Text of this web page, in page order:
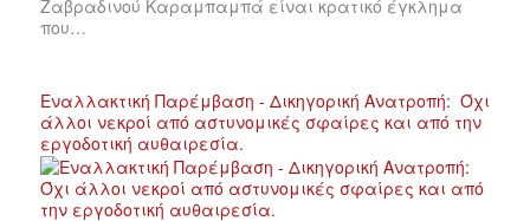
Ζαβραδινού Καραμπαμπά είναι κρατικό έγκλημα
που…
Εναλλακτική Παρέμβαση - Δικηγορική Ανατροπή: Όχι
άλλοι νεκροί από αστυνομικές σφαίρες και από την
εργοδοτική αυθαιρεσία.